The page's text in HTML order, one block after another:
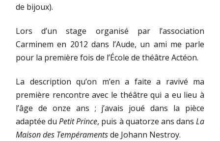
de bijoux).
Lors d’un stage organisé par l’association
Carminem en 2012 dans l’Aude, un ami me parle
pour la première fois de l’École de théâtre Actéon.
La description qu’on m’en a faite a ravivé ma
première rencontre avec le théâtre qui a eu lieu à
l’âge de onze ans ; j’avais joué dans la pièce
adaptée duPetit Prince, puis à quatorze ans dansLa
Maison des Tempéramentsde Johann Nestroy.